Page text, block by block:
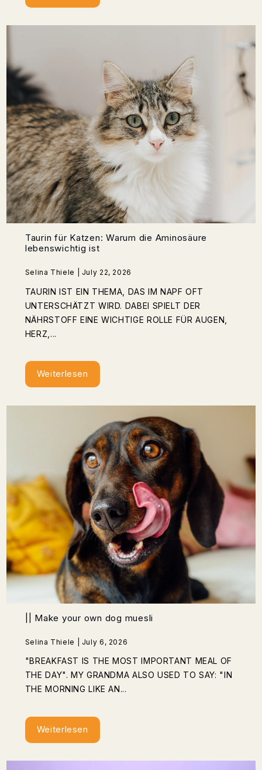
Taurin für Katzen: Warum die Aminosäure
lebenswichtig ist
Selina Thiele | July 22, 2026
TAURIN IST EIN THEMA, DAS IM NAPF OFT
UNTERSCHÄTZT WIRD. DABEI SPIELT DER
NÄHRSTOFF EINE WICHTIGE ROLLE FÜR AUGEN,
HERZ,...
Weiterlesen
|| Make your own dog muesli
Selina Thiele | July 6, 2026
"BREAKFAST IS THE MOST IMPORTANT MEAL OF
THE DAY". MY GRANDMA ALSO USED TO SAY: "IN
THE MORNING LIKE AN...
Weiterlesen